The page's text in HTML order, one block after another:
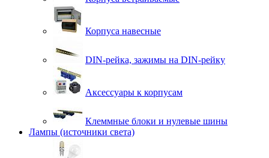
Корпуса навесные
DIN-рейка, зажимы на DIN-рейку
Аксессуары к корпусам
Клеммные блоки и нулевые шины
Лампы (источники света)